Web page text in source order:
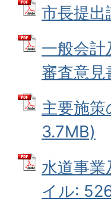
市長提
一般会
審査意
主要施
3.7MB)
水道事業
イル: